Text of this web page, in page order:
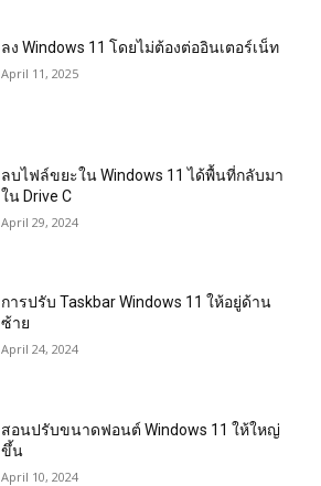
ลง Windows 11 โดยไม่ต้องต่ออินเตอร์เน็ท
April 11, 2025
ลบไฟล์ขยะใน Windows 11 ได้พื้นที่กลับมา
ใน Drive C
April 29, 2024
การปรับ Taskbar Windows 11 ให้อยู่ด้าน
ซ้าย
April 24, 2024
สอนปรับขนาดฟอนต์ Windows 11 ให้ใหญ่
ขึ้น
April 10, 2024